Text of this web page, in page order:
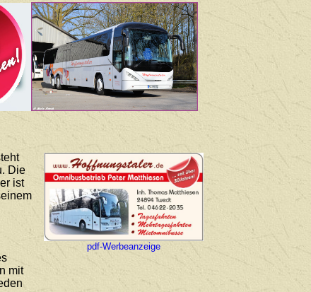
Die
ist
mit
pdf-Werbeanzeige